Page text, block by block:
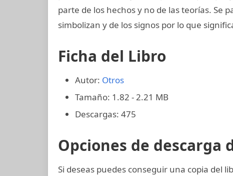
parte de los hechos y no de las teorías. Se
simbolizan y de los signos por lo que
Ficha del Libro
Autor: Otros
Tamaño: 1.82 - 2.21 MB
Descargas: 475
Opciones de descarga
Si deseas puedes conseguir una copia del